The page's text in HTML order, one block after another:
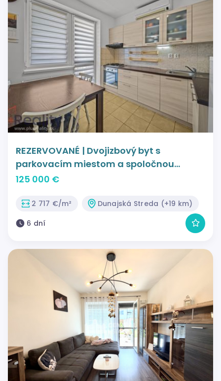
REZERVOVANÉ | Dvojizbový byt s
parkovacím miestom a spoločnou
záhradou v Dunajskej Strede na predaj !
125 000 €
2 717 €/m²
Dunajská Streda (+19 km)
6 dní